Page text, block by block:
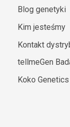
Blog genetyki
Kim jesteśmy
Kontakt
tellmeGen
Koko